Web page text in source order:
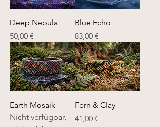
Deep Nebula
Preis
50,00 €
Blue Echo
Preis
83,00 €
Earth Mosaik
Nicht verfügbar,
Fern & Clay
Preis
41,00 €